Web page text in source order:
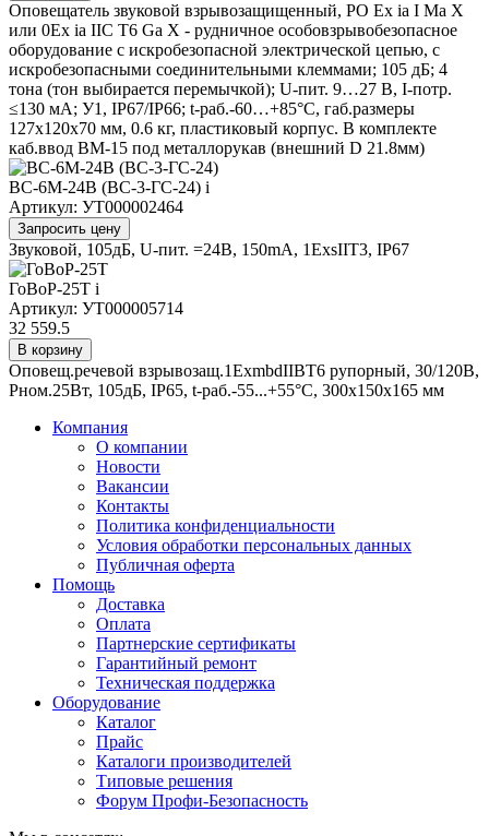
Оповещатель звуковой взрывозащищенный, РО Ex ia I Ma X
или 0Ex ia IIC T6 Ga X - рудничное особовзрывобезопасное
оборудование с искробезопасной электрической цепью, с
искробезопасными соединительными клеммами; 105 дБ; 4
тона (тон выбирается перемычкой); U-пит. 9…27 В, I-потр.
≤130 мА; У1, IP67/IP66; t-раб.-60…+85°C, габ.размеры
127х120х70 мм, 0.6 кг, пластиковый корпус. В комплекте
каб.ввод ВМ-15 под металлорукав (внешний D 21.8мм)
ВС-6М-24В (ВС-3-ГС-24) i
Артикул: УТ000002464
Запросить цену
Звуковой, 105дБ, U-пит. =24В, 150mA, 1ExsIIT3, IP67
ГоВоР-25Т i
Артикул: УТ000005714
32 559.5
В корзину
Оповещ.речевой взрывозащ.1ExmbdIIBT6 рупорный, 30/120В,
Рном.25Вт, 105дБ, IP65, t-раб.-55...+55°C, 300х150х165 мм
Компания
О компании
Новости
Вакансии
Контакты
Политика конфиденциальности
Условия обработки персональных данных
Публичная оферта
Помощь
Доставка
Оплата
Партнерские сертификаты
Гарантийный ремонт
Техническая поддержка
Оборудование
Каталог
Прайс
Каталоги производителей
Типовые решения
Форум Профи-Безопасность